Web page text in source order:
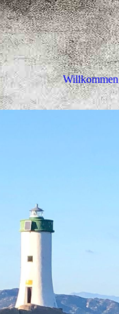
Willkommen